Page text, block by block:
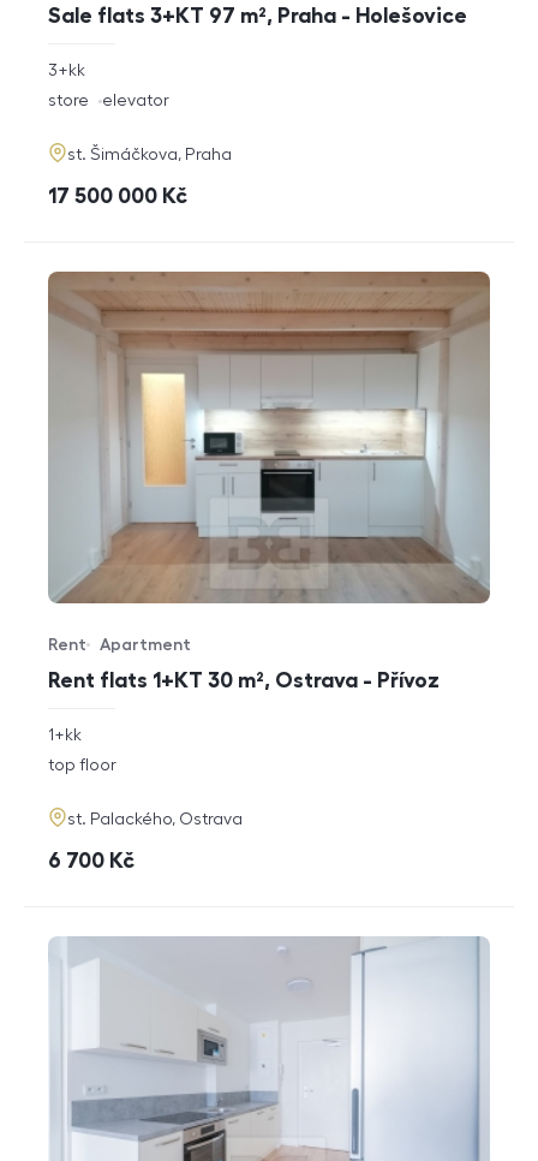
Sale flats 3+KT 97 m², Praha - Holešovice
rozměry
disposition
3+kk
funkce
store elevator
adresa
st. Šimáčkova, Praha
cena
17 500 000 Kč
Rent flats 1+KT 30 m², Ostrava - Přívoz
Offer type
Rent
Property type
Apartment
rozměry
disposition
1+kk
funkce
top floor
adresa
st. Palackého, Ostrava
cena
6 700 Kč